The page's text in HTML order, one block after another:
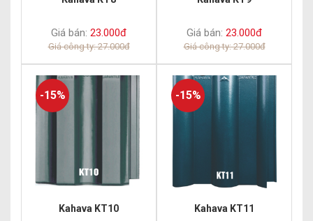
Giá bán: 23.000đ
Giá công ty: 27.000đ
Giá bán: 23.000đ
Giá công ty: 27.000đ
-15%
Kahava KT10
-15%
Kahava KT11